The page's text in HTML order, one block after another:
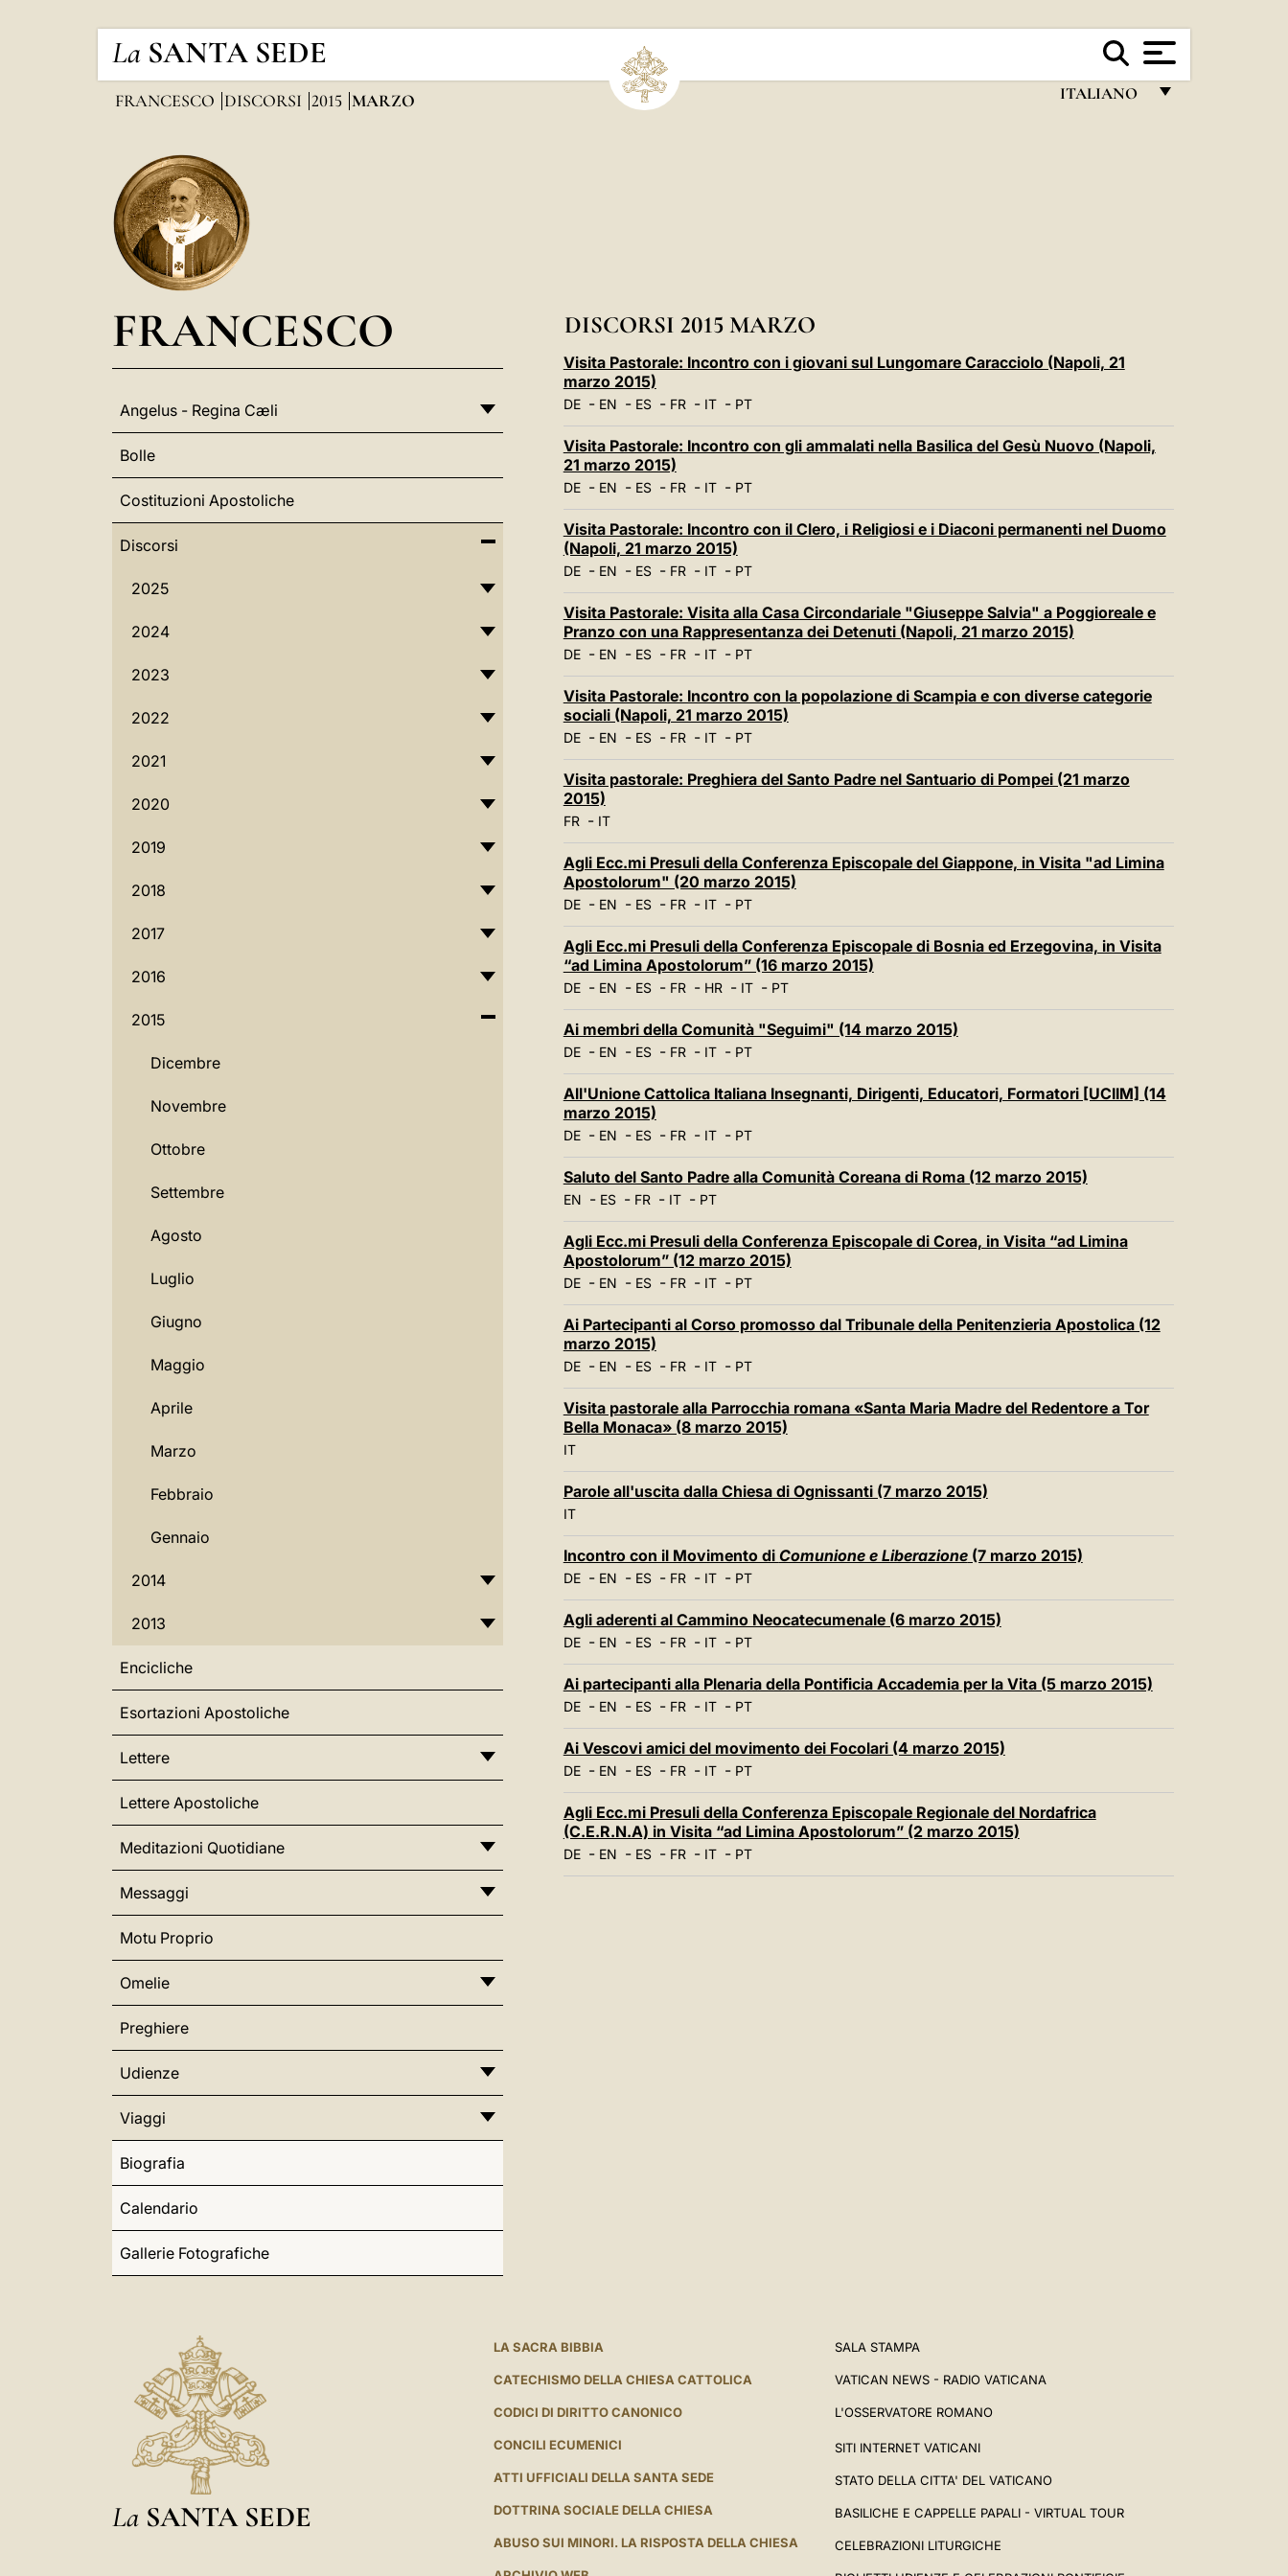
La SANTA SEDE
ITALIANO
POLSKI
中文
FRANCESCO DISCORSI 2015 MARZO
FRANCESCO
Angelus - Regina Cæli
Bolle
Costituzioni Apostoliche
Discorsi
2025
2024
2023
2022
2021
2020
2019
2018
2017
2016
2015
Dicembre
Novembre
Ottobre
Settembre
Agosto
Luglio
Giugno
Maggio
Aprile
Marzo
Febbraio
Gennaio
2014
2013
Encicliche
Esortazioni Apostoliche
Lettere
Lettere Apostoliche
Meditazioni Quotidiane
Messaggi
Motu Proprio
Omelie
Preghiere
Udienze
Viaggi
Biografia
Calendario
Gallerie Fotografiche
DISCORSI 2015 MARZO
Visita Pastorale: Incontro con i giovani sul Lungomare Caracciolo (Napoli, 21
marzo 2015)
DE- EN - ES- FR- IT- PT
Visita Pastorale: Incontro con gli ammalati nella Basilica del Gesù Nuovo (Napoli,
21 marzo 2015)
DE- EN - ES- FR- IT- PT
Visita Pastorale: Incontro con il Clero, i Religiosi e i Diaconi permanenti nel Duomo
(Napoli, 21 marzo 2015)
DE- EN - ES- FR- IT- PT
Visita Pastorale: Visita alla Casa Circondariale "Giuseppe Salvia" a Poggioreale e
Pranzo con una Rappresentanza dei Detenuti (Napoli, 21 marzo 2015)
DE- EN - ES- FR- IT- PT
Visita Pastorale: Incontro con la popolazione di Scampia e con diverse categorie
sociali (Napoli, 21 marzo 2015)
DE- EN - ES- FR- IT- PT
Visita pastorale: Preghiera del Santo Padre nel Santuario di Pompei (21 marzo
2015)
FR- IT
Agli Ecc.mi Presuli della Conferenza Episcopale del Giappone, in Visita "ad Limina
Apostolorum" (20 marzo 2015)
DE- EN - ES- FR- IT- PT
Agli Ecc.mi Presuli della Conferenza Episcopale di Bosnia ed Erzegovina, in Visita
“ad Limina Apostolorum” (16 marzo 2015)
DE- EN - ES- FR- HR- IT- PT
Ai membri della Comunità "Seguimi" (14 marzo 2015)
DE- EN - ES- FR- IT- PT
All'Unione Cattolica Italiana Insegnanti, Dirigenti, Educatori, Formatori [UCIIM] (14
marzo 2015)
DE- EN - ES- FR- IT- PT
Saluto del Santo Padre alla Comunità Coreana di Roma (12 marzo 2015)
EN - ES- FR- IT- PT
Agli Ecc.mi Presuli della Conferenza Episcopale di Corea, in Visita “ad Limina
Apostolorum” (12 marzo 2015)
DE- EN - ES- FR- IT- PT
Ai Partecipanti al Corso promosso dal Tribunale della Penitenzieria Apostolica (12
marzo 2015)
DE- EN - ES- FR- IT- PT
Visita pastorale alla Parrocchia romana «Santa Maria Madre del Redentore a Tor
Bella Monaca» (8 marzo 2015)
IT
Parole all'uscita dalla Chiesa di Ognissanti (7 marzo 2015)
IT
Incontro con il Movimento di Comunione e Liberazione(7 marzo 2015)
DE- EN - ES- FR- IT- PT
Agli aderenti al Cammino Neocatecumenale (6 marzo 2015)
DE- EN - ES- FR- IT- PT
Ai partecipanti alla Plenaria della Pontificia Accademia per la Vita (5 marzo 2015)
DE- EN - ES- FR- IT- PT
Ai Vescovi amici del movimento dei Focolari (4 marzo 2015)
DE- EN - ES- FR- IT- PT
Agli Ecc.mi Presuli della Conferenza Episcopale Regionale del Nordafrica
(C.E.R.N.A) in Visita “ad Limina Apostolorum” (2 marzo 2015)
DE- EN - ES- FR- IT- PT
La SANTA SEDE
LA SACRA BIBBIA
CATECHISMO DELLA CHIESA CATTOLICA
CODICI DI DIRITTO CANONICO
CONCILI ECUMENICI
ATTI UFFICIALI DELLA SANTA SEDE
DOTTRINA SOCIALE DELLA CHIESA
ABUSO SUI MINORI. LA RISPOSTA DELLA CHIESA
SALA STAMPA
VATICAN NEWS - RADIO VATICANA
L'OSSERVATORE ROMANO
SITI INTERNET VATICANI
STATO DELLA CITTA' DEL VATICANO
BASILICHE E CAPPELLE PAPALI - VIRTUAL TOUR
CELEBRAZIONI LITURGICHE